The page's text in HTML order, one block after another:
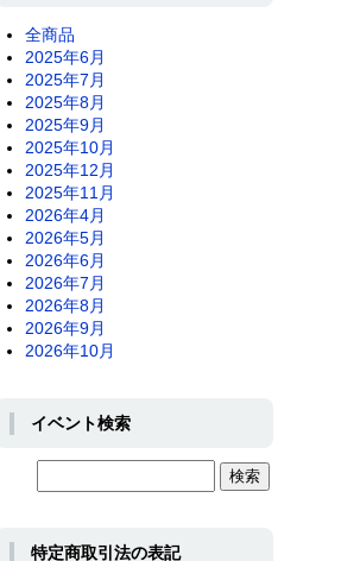
全商品
2025年6月
2025年7月
2025年8月
2025年9月
2025年10月
2025年12月
2025年11月
2026年4月
2026年5月
2026年6月
2026年7月
2026年8月
2026年9月
2026年10月
イベント検索
特定商取引法の表記